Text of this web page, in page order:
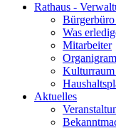
Rathaus -
Was
Mitarbeiter
Aktuelles